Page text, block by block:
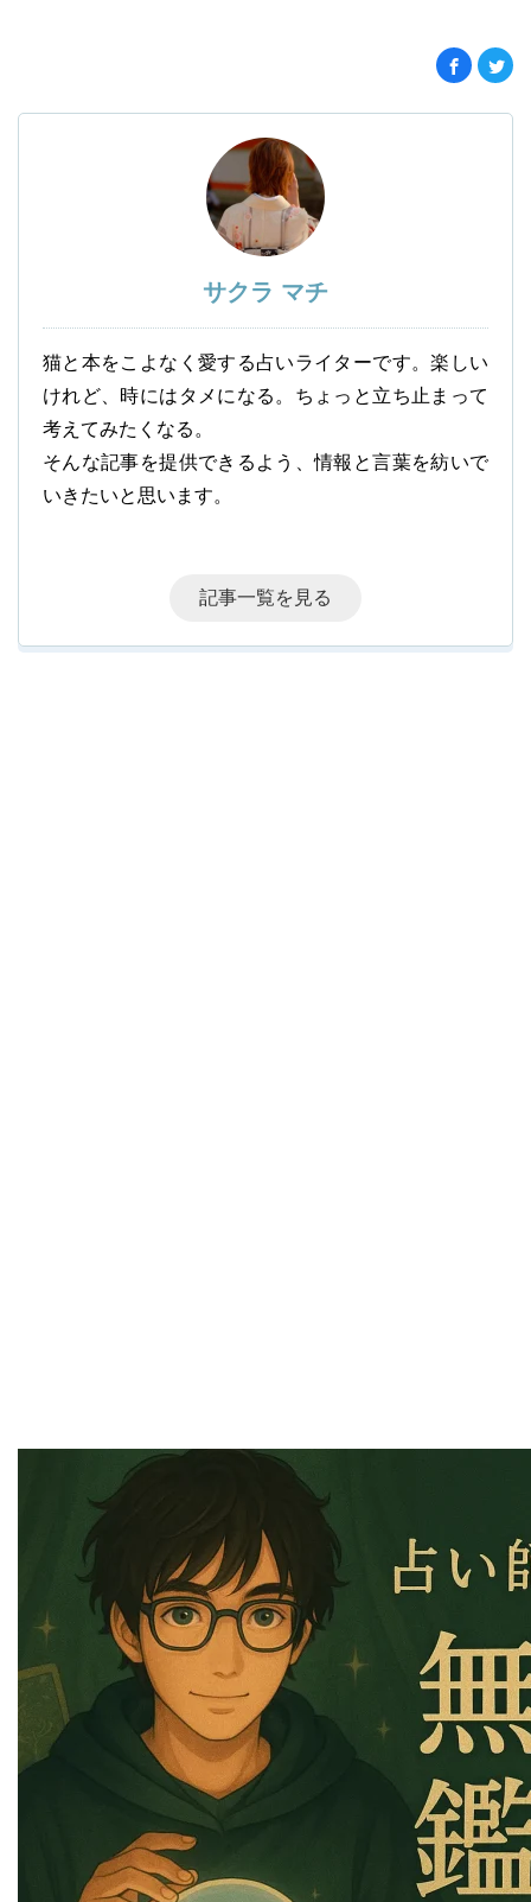
サクラ マチ
猫と本をこよなく愛する占いライターです。楽しい
けれど、時にはタメになる。ちょっと立ち止まって
考えてみたくなる。
そんな記事を提供できるよう、情報と言葉を紡いで
いきたいと思います。
記事一覧を見る